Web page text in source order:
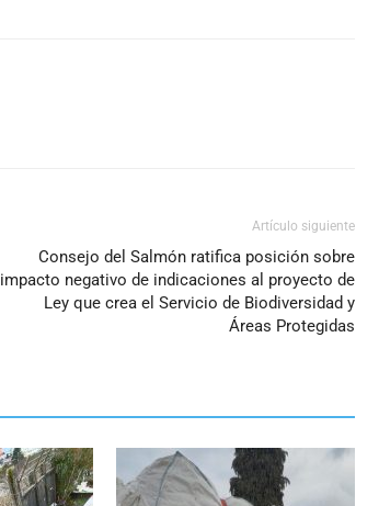
Artículo siguiente
Consejo del Salmón ratifica posición sobre
impacto negativo de indicaciones al proyecto de
Ley que crea el Servicio de Biodiversidad y
Áreas Protegidas